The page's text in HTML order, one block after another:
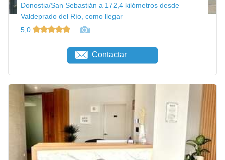
Donostia/San Sebastián a 172,4 kilómetros desde
Valdeprado del Río, como llegar
5,0
Contactar